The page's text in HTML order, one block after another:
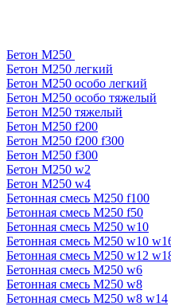
Бетон М250
Бетон М250 легкий
Бетон М250 особо легкий
Бетон М250 особо тяжелый
Бетон М250 тяжелый
Бетон М250 f200
Бетон М250 f200 f300
Бетон М250 f300
Бетон М250 w2
Бетон М250 w4
Бетонная смесь М250 f100
Бетонная смесь М250 f50
Бетонная смесь М250 w10
Бетонная смесь М250 w10
Бетонная смесь М250 w12
Бетонная смесь М250 w6
Бетонная смесь М250 w8
Бетонная смесь М250 w8 w14